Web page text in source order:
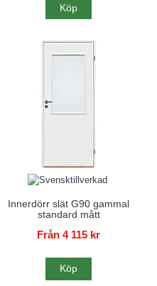
Köp
Innerdörr slät G90 gammal
standard mått
Från 4 115 kr
Köp